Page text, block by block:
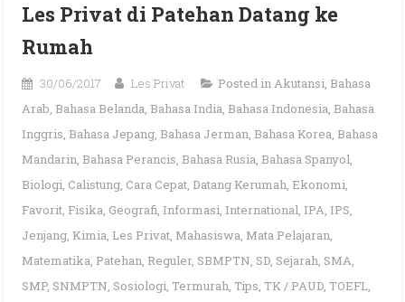
Les Privat di Patehan Datang ke
Rumah
30/06/2017 Les Privat Posted inAkutansi, Bahasa
Arab, Bahasa Belanda, Bahasa India, Bahasa Indonesia, Bahasa
Inggris, Bahasa Jepang, Bahasa Jerman, Bahasa Korea, Bahasa
Mandarin, Bahasa Perancis, Bahasa Rusia, Bahasa Spanyol,
Biologi, Calistung, Cara Cepat, Datang Kerumah, Ekonomi,
Favorit, Fisika, Geografi, Informasi, International, IPA, IPS,
Jenjang, Kimia, Les Privat, Mahasiswa, Mata Pelajaran,
Matematika, Patehan, Reguler, SBMPTN, SD, Sejarah, SMA,
SMP, SNMPTN, Sosiologi, Termurah, Tips, TK / PAUD, TOEFL,